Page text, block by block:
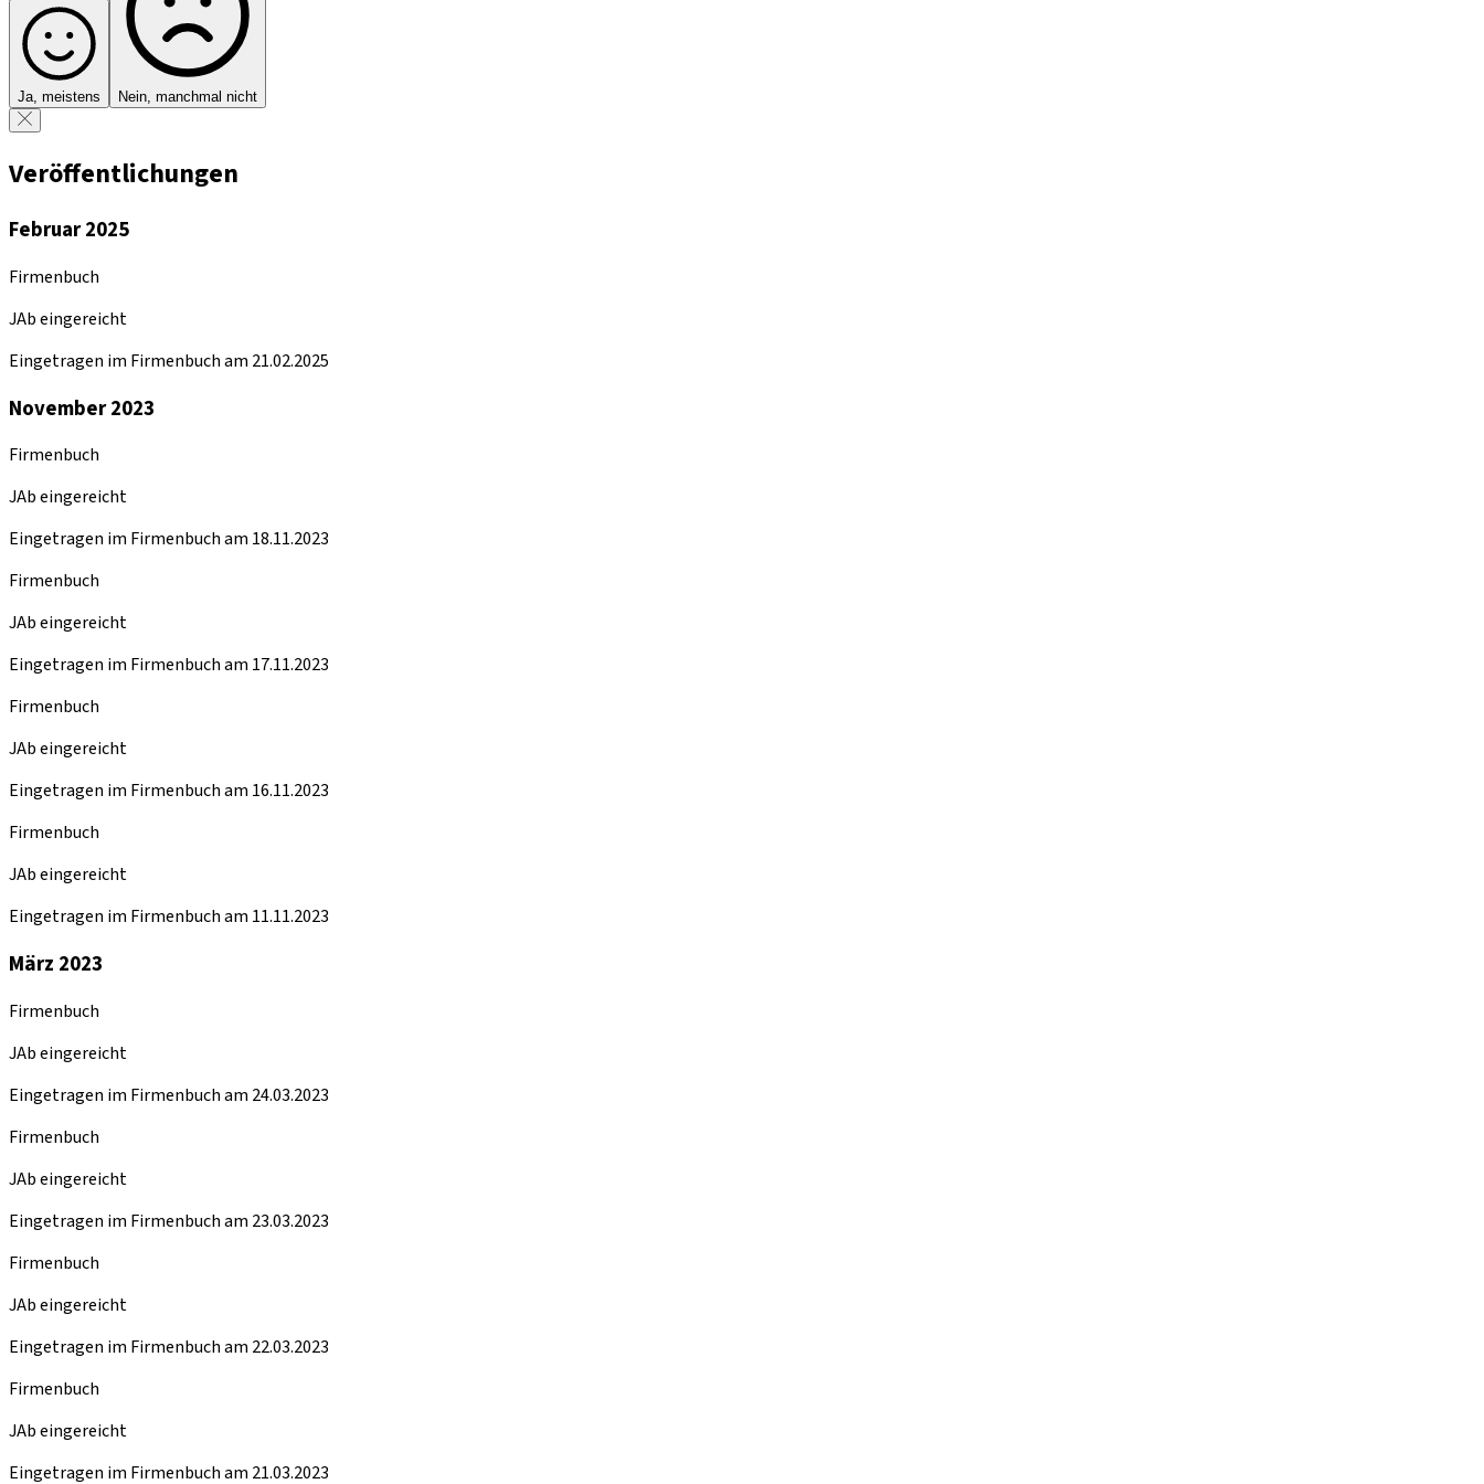
Ja, meistens Nein, manchmal nicht
Veröffentlichungen
Februar 2025
Firmenbuch
JAb eingereicht
Eingetragen im Firmenbuch am 21.02.2025
November 2023
Firmenbuch
JAb eingereicht
Eingetragen im Firmenbuch am 18.11.2023
Firmenbuch
JAb eingereicht
Eingetragen im Firmenbuch am 17.11.2023
Firmenbuch
JAb eingereicht
Eingetragen im Firmenbuch am 16.11.2023
Firmenbuch
JAb eingereicht
Eingetragen im Firmenbuch am 11.11.2023
März 2023
Firmenbuch
JAb eingereicht
Eingetragen im Firmenbuch am 24.03.2023
Firmenbuch
JAb eingereicht
Eingetragen im Firmenbuch am 23.03.2023
Firmenbuch
JAb eingereicht
Eingetragen im Firmenbuch am 22.03.2023
Firmenbuch
JAb eingereicht
Eingetragen im Firmenbuch am 21.03.2023